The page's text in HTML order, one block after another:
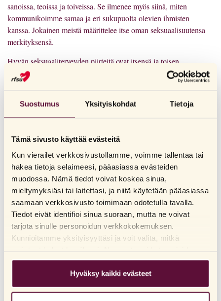
Suostumus Yksityiskohdat Tietoja
Tämä sivusto käyttää evästeitä
Kun vierailet verkkosivustollamme, voimme tallentaa tai
hakea tietoja selaimeesi, pääasiassa evästeiden
muodossa. Nämä tiedot voivat koskea sinua,
mieltymyksiäsi tai laitettasi, ja niitä käytetään pääasiassa
saamaan verkkosivusto toimimaan odotetulla tavalla.
Tiedot eivät identifioi sinua suoraan, mutta ne voivat
tarjota sinulle personoidun verkkokokemuksen.
Kunnioitamme yksityisyyttäsi ja voit valita, mitkä
otsikoita saadaksesi lisätietoja ja muuttaaksesi
oletusasetuksiamme. Huomaathan, että evästeiden
estäminen voi vaikuttaa sivuston käyttökokemukseen ja
Hyväksy kaikki evästeet
sanoissa, teoissa ja toiveissa. Se ilmenee myös siinä, miten
kommunikoimme samaa ja eri sukupuolta olevien ihmisten
kanssa. Jokainen meistä määrittelee itse oman seksuaalisuutensa
merkityksensä.
Hyvän seksuaaliterveyden piirteitä ovat itsensä ja toisen
kunnioittaminen, rakastamisen tunteet sekä tunteiden jakaminen.
Seksuaaliterveydellä tarkoitetaan mahdollisuutta saada nauttia ja
sukupuolitaudeista ja ei- toivotusta raskaudesta. Tärkeää on myös
kokea itsensä rakastetuksi ja saada omille tunteilleen vastakaikua
SEKSUAALITERVEYS
Hyvä seksuaaliterveys saavutetaan, kun on mahdollisuus harjoittaa
tietoon perustuvaa nautinnollista ja turvallista seksiä.
Seksuaalisesti terveet kokemukset parantavat elämänlaatua ja
mielihyvää, ihmissuhteita sekä oman seksuaali-identiteetin
ilmaisemista. Hyvän seksuaaliterveyden perustana jokaisella tulisi
palveluihin. Näillä palveluilla tarkoitetaan mm.
seksuaalineuvontaa, -terapiaa ja lisääntymisterveydenhuollon
palveluita.